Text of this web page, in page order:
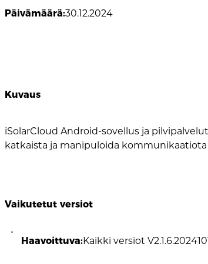
Päivämäärä:30.12.2024
Kuvaus
iSolarCloud Android-sovellus ja
katkaista ja manipuloida
Vaikutetut versiot
Haavoittuva:Kaikki versiot